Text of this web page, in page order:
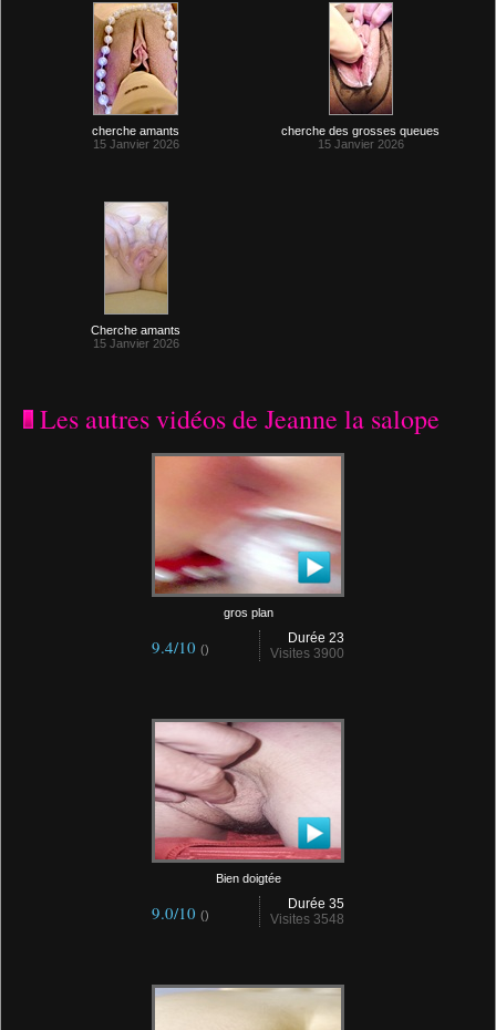
cherche amants
15 Janvier 2026
cherche des grosses queues
15 Janvier 2026
Cherche amants
15 Janvier 2026
Les autres vidéos de Jeanne la salope
gros plan
Durée 23
Visites 3900
9.4/10 ()
Bien doigtée
Durée 35
Visites 3548
9.0/10 ()